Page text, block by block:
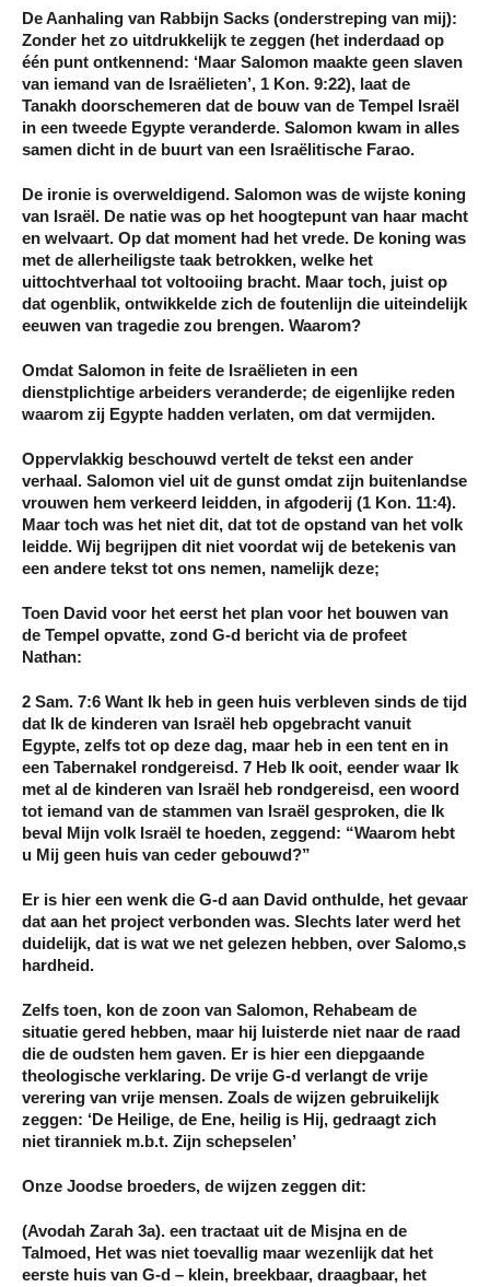
De Aanhaling van Rabbijn Sacks (onderstreping van mij):
Zonder het zo uitdrukkelijk te zeggen (het inderdaad op
één punt ontkennend: ‘Maar Salomon maakte geen slaven
van iemand van de Israëlieten’, 1 Kon. 9:22), laat de
Tanakh doorschemeren dat de bouw van de Tempel Israël
in een tweede Egypte veranderde. Salomon kwam in alles
samen dicht in de buurt van een Israëlitische Farao.
De ironie is overweldigend. Salomon was de wijste koning
van Israël. De natie was op het hoogtepunt van haar macht
en welvaart. Op dat moment had het vrede. De koning was
met de allerheiligste taak betrokken, welke het
uittochtverhaal tot voltooiing bracht. Maar toch, juist op
dat ogenblik, ontwikkelde zich de foutenlijn die uiteindelijk
eeuwen van tragedie zou brengen. Waarom?
Omdat Salomon in feite de Israëlieten in een
dienstplichtige arbeiders veranderde; de eigenlijke reden
waarom zij Egypte hadden verlaten, om dat vermijden.
Oppervlakkig beschouwd vertelt de tekst een ander
verhaal. Salomon viel uit de gunst omdat zijn buitenlandse
vrouwen hem verkeerd leidden, in afgoderij (1 Kon. 11:4).
Maar toch was het niet dit, dat tot de opstand van het volk
leidde. Wij begrijpen dit niet voordat wij de betekenis van
een andere tekst tot ons nemen, namelijk deze;
Toen David voor het eerst het plan voor het bouwen van
de Tempel opvatte, zond G-d bericht via de profeet
Nathan:
2 Sam. 7:6 Want Ik heb in geen huis verbleven sinds de tijd
dat Ik de kinderen van Israël heb opgebracht vanuit
Egypte, zelfs tot op deze dag, maar heb in een tent en in
een Tabernakel rondgereisd. 7 Heb Ik ooit, eender waar Ik
met al de kinderen van Israël heb rondgereisd, een woord
tot iemand van de stammen van Israël gesproken, die Ik
beval Mijn volk Israël te hoeden, zeggend: “Waarom hebt
u Mij geen huis van ceder gebouwd?”
Er is hier een wenk die G-d aan David onthulde, het gevaar
dat aan het project verbonden was. Slechts later werd het
duidelijk, dat is wat we net gelezen hebben, over Salomo,s
hardheid.
Zelfs toen, kon de zoon van Salomon, Rehabeam de
situatie gered hebben, maar hij luisterde niet naar de raad
die de oudsten hem gaven. Er is hier een diepgaande
theologische verklaring. De vrije G-d verlangt de vrije
verering van vrije mensen. Zoals de wijzen gebruikelijk
zeggen: ‘De Heilige, de Ene, heilig is Hij, gedraagt zich
niet tiranniek m.b.t. Zijn schepselen’
Onze Joodse broeders, de wijzen zeggen dit:
(Avodah Zarah 3a). een tractaat uit de Misjna en de
Talmoed, Het was niet toevallig maar wezenlijk dat het
eerste huis van G-d – klein, breekbaar, draagbaar, het